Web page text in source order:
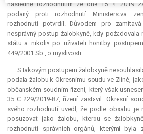
následně rozhodnutím ze dne 15. 4. 2019
podaný proti rozhodnutí Ministerstva
rozhodnutí potvrdil. Důvodem pro
nesprávný postup žalobkyně, kdy požadovala
státu a nikoliv po uživateli honitby
449/2001 Sb., o myslivosti.
S takovým postupem žalobkyně
podala žalobu k Okresnímu soudu ve Zlíně,
občanském soudním řízení, který však
35 C 229/2019-87, řízení zastavil. Okresní
svého rozhodnutí uvedl, že podle obsahu je
posuzovat jako žalobu, kterou se
rozhodnutí správních orgánů, kterými byla